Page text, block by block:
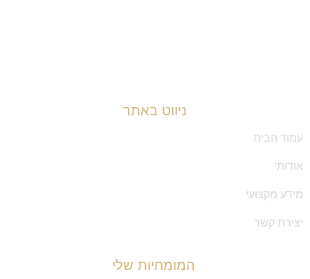
ניווט באתר
עמוד הבית
אודותי
מידע מקצועי
יצירת קשר
המומחיות שלי